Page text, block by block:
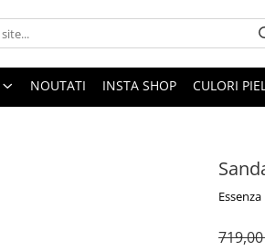
NOUTATI INSTA SHOP CULORI
Essenza